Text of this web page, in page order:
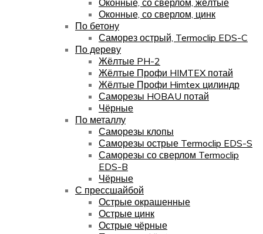
Оконные, со сверлом, цинк
По бетону
Саморез острый, Termoclip EDS-C
По дереву
Жёлтые PH-2
Жёлтые Профи HIMTEX потай
Жёлтые Профи Himtex цилиндр
Саморезы HOBAU потай
Чёрные
По металлу
Саморезы клопы
Саморезы острые Termoclip EDS-S
Саморезы со сверлом Termoclip
EDS-B
Чёрные
С прессшайбой
Острые окрашенные
Острые цинк
Острые чёрные